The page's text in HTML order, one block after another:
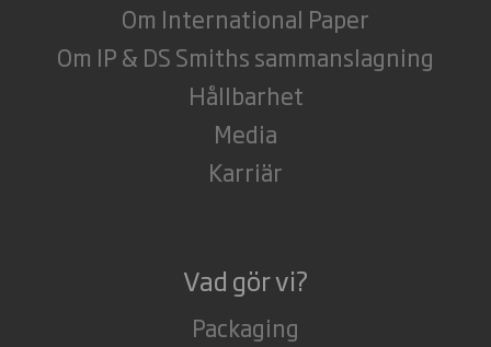
Om International Paper
Om IP & DS Smiths sammanslagning
Hållbarhet
Media
Karriär
Vad gör vi?
Packaging